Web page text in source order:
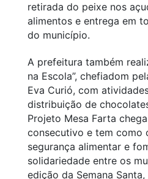
retirada do peixe nos
alimentos e entrega em
do município.
A prefeitura também
na Escola”, chefiadom
Eva Curió, com
distribuição de
Projeto Mesa Farta
consecutivo e tem como
segurança alimentar e
solidariedade entre os
edição da Semana